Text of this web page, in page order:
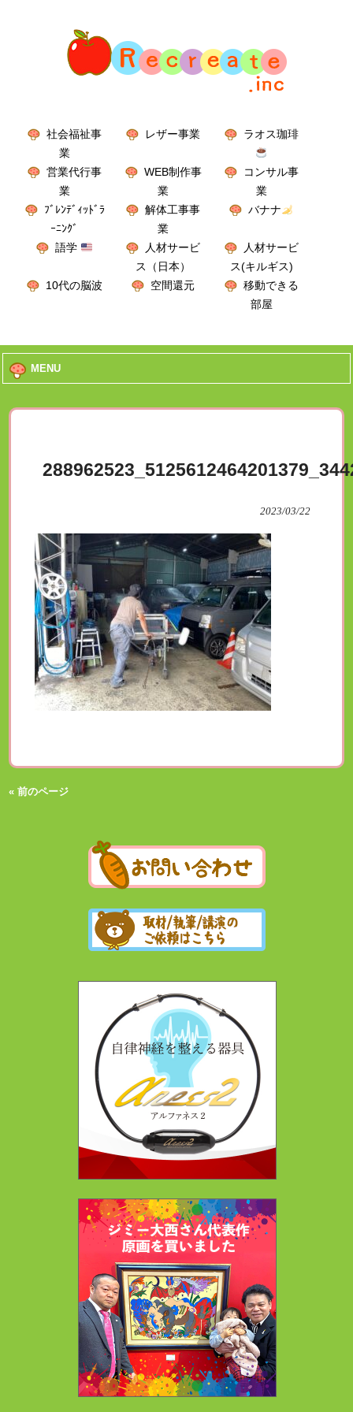
社会福祉事
業
レザー事業 ラオス珈琲
営業代行事
業
WEB制作事
業
コンサル事
業
ﾌﾞﾚﾝﾃﾞｨｯﾄﾞﾗ
ｰﾆﾝｸﾞ
解体工事事
業
バナナ
語学
人材サービ
ス（日本）
人材サービ
ス(キルギス)
10代の脳波
空間還元
移動できる
部屋
MENU
2023/03/22
« 前のページ